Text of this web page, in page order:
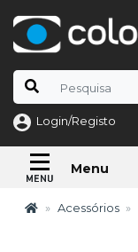
Login/Registo
Menu
Acessórios